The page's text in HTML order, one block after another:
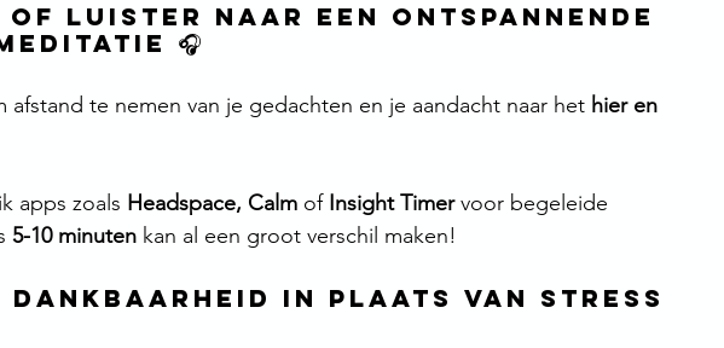
of Luister naar een Ontspannende
🎧
te nemen van je gedachten en je aandacht naar het hier en
apps zoals Headspace, Calm of Insight Timer voor begeleide
5-10 minuten kan al een groot verschil maken!
Dankbaarheid in Plaats van Stress